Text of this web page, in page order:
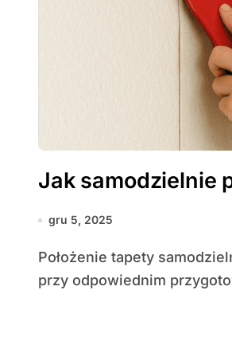
Jak samodzielnie
gru 5, 2025
Położenie tapety samodzielnie to zadanie, które wielu osobom wydaje się skomplikowane, ale
przy odpowiednim